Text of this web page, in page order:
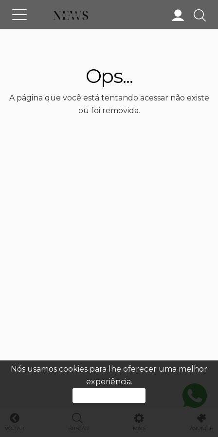
Nós usamos cookies para lhe oferecer uma melhor
experiência.
Ops...
A página que você está tentando acessar não existe
ou foi removida.
VOLTAR BUSCAR MAIS ANUNCIE